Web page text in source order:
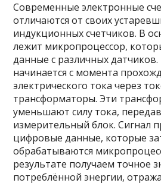
Современные электронные
отличаются от своих
индукционных счетчиков. В
лежит микропроцессор,
данные с различных
начинается с момента
электрического тока через
трансформаторы. Эти
уменьшают силу тока,
измерительный блок. Сигнал
цифровые данные, которые
обрабатываются
результате получаем точное
потреблённой энергии,